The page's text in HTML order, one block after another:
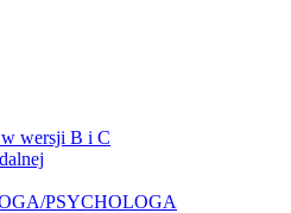
w wersji B i C
PSYCHOLOGA